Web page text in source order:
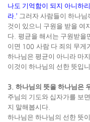
나도 기억함이 되지 아니하
라 .’ 그러자 사람들이 하나님
것이 있으니 구원을 받을 여
다 평균을 해서는 구원받을
이면 100 사람 다 죄의 무게
하나님은 평균이 아니라 마
이것이 하나님의 선한 뜻입
3. 하나님의 뜻을 하나님은
주님의 기도와 십자가를 보
지 말해봅시다
하나님은 하나님의 선한 뜻